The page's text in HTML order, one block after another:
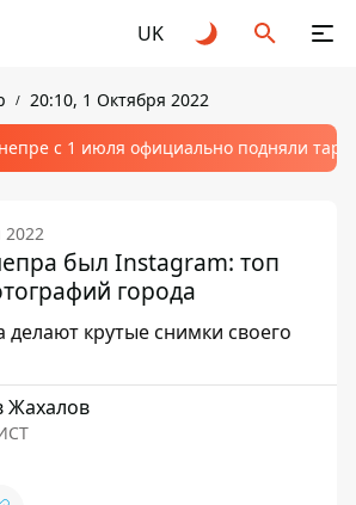
UK
20:10, 1 Октября 2022
с 1 июля официально подняли
2022
был Instagram: топ
города
крутые снимки своего
Жахалов